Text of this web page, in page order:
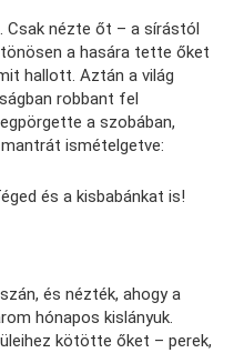
Csak nézte őt – a sírástól
a hasára tette őket
hallott. Aztán a világ
robbant fel
a szobában,
ismételgetve:
és a kisbabánkat is!
és nézték, ahogy a
hónapos kislányuk.
kötötte őket – perek,